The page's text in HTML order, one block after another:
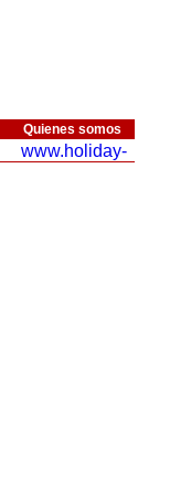
Quienes somos